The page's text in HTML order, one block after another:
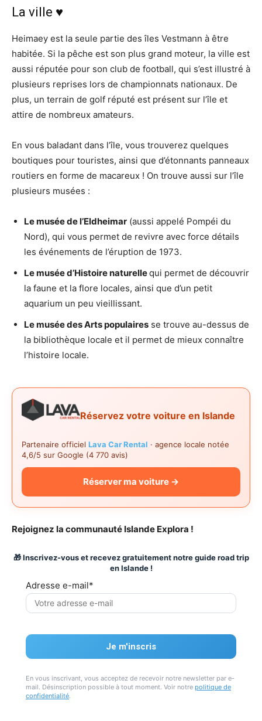
La ville ♥
Heimaey est la seule partie des îles Vestmann à être
habitée. Si la pêche est son plus grand moteur, la ville est
aussi réputée pour son club de football, qui s’est illustré à
plusieurs reprises lors de championnats nationaux. De
plus, un terrain de golf réputé est présent sur l’île et
attire de nombreux amateurs.
En vous baladant dans l’île, vous trouverez quelques
boutiques pour touristes, ainsi que d’étonnants panneaux
routiers en forme de macareux ! On trouve aussi sur l’île
plusieurs musées :
Le musée de l’Eldheimar (aussi appelé Pompéi du
Nord), qui vous permet de revivre avec force détails
les événements de l’éruption de 1973.
Le musée d’Histoire naturellequi permet de découvrir
la faune et la flore locales, ainsi que d’un petit
aquarium un peu vieillissant.
Le musée des Arts populaires se trouve au-dessus de
la bibliothèque locale et il permet de mieux connaître
l’histoire locale.
Réservez votre voiture en Islande
Partenaire officiel Lava Car Rental · agence locale notée
4,6/5 sur Google (4 770 avis)
Réserver ma voiture →
Rejoignez la communauté Islande Explora !
🎁 Inscrivez-vous et recevez gratuitement notre guide road trip
en Islande !
Adresse e-mail*
En vous inscrivant, vous acceptez de recevoir notre newsletter par e-
mail. Désinscription possible à tout moment. Voir notre politique de
confidentialité.